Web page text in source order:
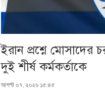
ইরান প্রশ্নে মোসাদের
দুই শীর্ষ কর্মকর্তাকে
আগস্ট ০৭, ২০২৬ ১৫:৪৫